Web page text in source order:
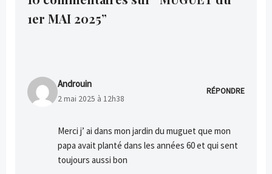
1er MAI 2025”
Androuin
2 mai 2025 à 12h38
RÉPONDRE
Merci j’ ai dans mon jardin du muguet que mon
papa avait planté dans les années 60 et qui sent
toujours aussi bon